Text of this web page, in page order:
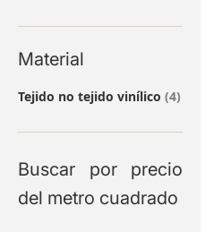
Buscar por precio
del metro cuadrado
Material
Tejido no tejido vinílico 4artículos